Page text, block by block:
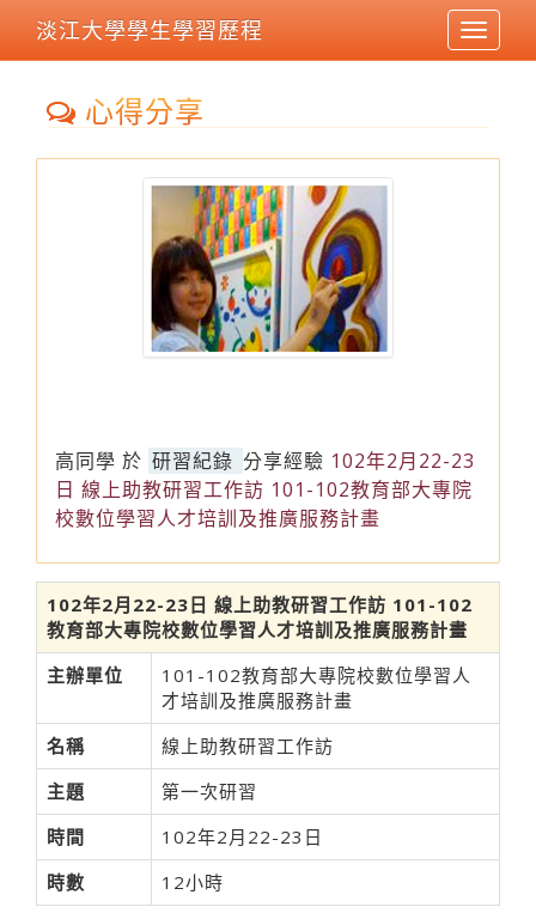
Toggle
淡江大學學生學習歷程
心得分享
高同學 於 研習紀錄 分享經驗 102年2月22-23
日 線上助教研習工作訪 101-102教育部大專院
校數位學習人才培訓及推廣服務計畫
102年2月22-23日 線上助教研習工作訪 101-102
教育部大專院校數位學習人才培訓及推廣服務計畫
主辦單位
101-102教育部大專院校數位學習人
才培訓及推廣服務計畫
名稱
線上助教研習工作訪
主題
第一次研習
時間
102年2月22-23日
時數
12小時